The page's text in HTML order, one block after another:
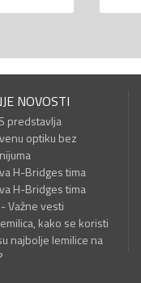
NOVOSTI
predstavlja
optiku bez
H-Bridges tima
H-Bridges tima
Važne vesti
kako se koristi
najbolje lemilice na